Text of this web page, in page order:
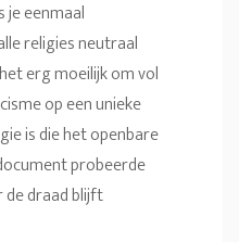
je eenmaal
religies neutraal
erg moeilijk om vol
op een unieke
is die het openbare
probeerde
de draad blijft